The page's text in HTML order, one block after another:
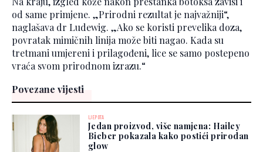
od same primjene. „Prirodni rezultat je najvažniji“,
naglašava dr Ludewig. „Ako se koristi prevelika doza,
povratak mimičnih linija može biti nagao. Kada su
tretmani umjereni i prilagođeni, lice se samo postepeno
vraća svom prirodnom izrazu.“
Povezane vijesti
LJEPOTA
Jedan proizvod, više namjena: Hailey
Bieber pokazala kako postići prirodan
glow